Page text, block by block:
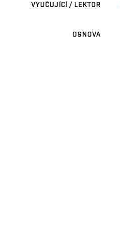
VYUČUJÍCÍ / LEKTOR
OSNOVA